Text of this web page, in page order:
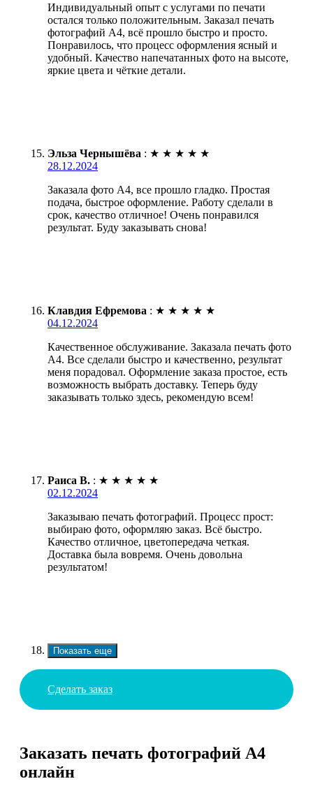
Индивидуальный опыт с услугами по печати
остался только положительным. Заказал печать
фотографий А4, всё прошло быстро и просто.
Понравилось, что процесс оформления ясный и
удобный. Качество напечатанных фото на высоте,
яркие цвета и чёткие детали.
Эльза Чернышёва : ★ ★ ★ ★ ★
28.12.2024
Заказала фото А4, все прошло гладко. Простая
подача, быстрое оформление. Работу сделали в
срок, качество отличное! Очень понравился
результат. Буду заказывать снова!
Клавдия Ефремова : ★ ★ ★ ★ ★
04.12.2024
Качественное обслуживание. Заказала печать фото
А4. Все сделали быстро и качественно, результат
меня порадовал. Оформление заказа простое, есть
возможность выбрать доставку. Теперь буду
заказывать только здесь, рекомендую всем!
Раиса В. : ★ ★ ★ ★ ★
02.12.2024
Заказываю печать фотографий. Процесс прост:
выбираю фото, оформляю заказ. Всё быстро.
Качество отличное, цветопередача четкая.
Доставка была вовремя. Очень довольна
результатом!
Показать еще
Сделать заказ
Заказать печать фотографий А4
онлайн